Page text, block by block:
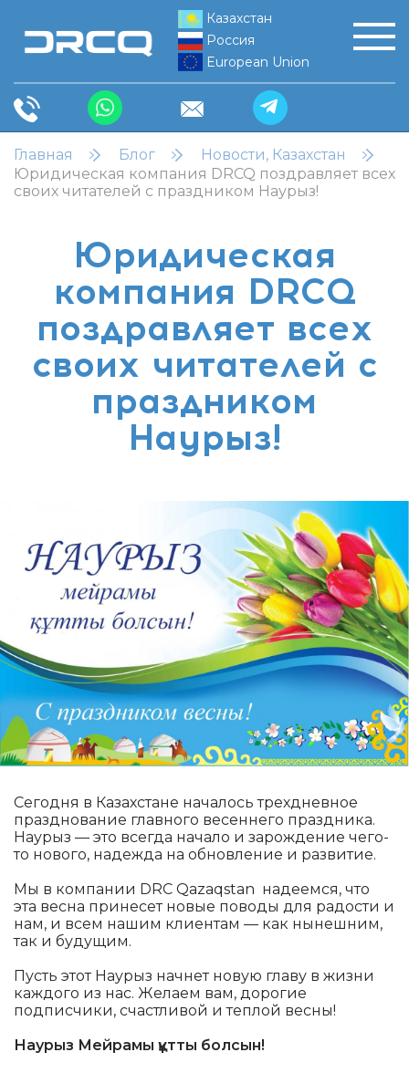
Казахстан
Россия
European Union
Главная Блог
Новости, Казахстан
Юридическая компания DRCQ поздравляет всех
своих читателей с праздником Наурыз!
Юридическая
компания DRCQ
поздравляет всех
своих читателей с
праздником
Наурыз!
Сегодня в Казахстане началось трехдневное
празднование главного весеннего праздника.
Наурыз — это всегда начало и зарождение чего-
то нового, надежда на обновление и развитие.
Мы в компании DRC Qazaqstan надеемся, что
эта весна принесет новые поводы для радости и
нам, и всем нашим клиентам — как нынешним,
так и будущим.
Пусть этот Наурыз начнет новую главу в жизни
каждого из нас. Желаем вам, дорогие
подписчики, счастливой и теплой весны!
Наурыз Мейрамы құтты болсын!